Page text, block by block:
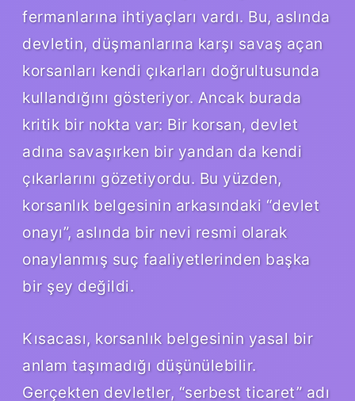
fermanlarına ihtiyaçları vardı. Bu, aslında
devletin, düşmanlarına karşı savaş açan
korsanları kendi çıkarları doğrultusunda
kullandığını gösteriyor. Ancak burada
kritik bir nokta var: Bir korsan, devlet
adına savaşırken bir yandan da kendi
çıkarlarını gözetiyordu. Bu yüzden,
korsanlık belgesinin arkasındaki “devlet
onayı”, aslında bir nevi resmi olarak
onaylanmış suç faaliyetlerinden başka
bir şey değildi.
Kısacası, korsanlık belgesinin yasal bir
anlam taşımadığı düşünülebilir.
Gerçekten devletler, “serbest ticaret” adı